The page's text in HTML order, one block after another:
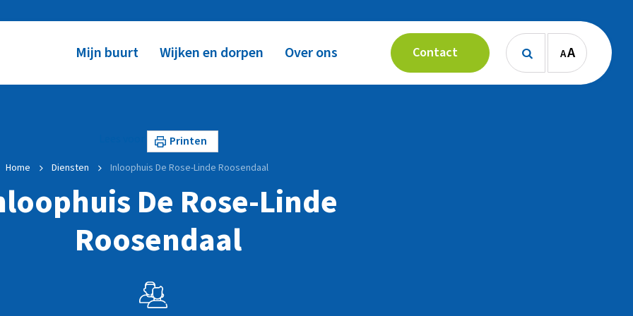
Mijn buurt Wijken en dorpen Over ons Contact  AA
Printen
Home Diensten Inloophuis De Rose-Linde Roosendaal
De Rose-Linde
Roosendaal